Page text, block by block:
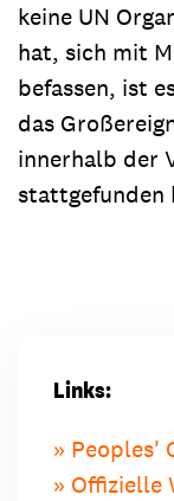
keine UN
hat, sich mit
befassen, ist
das
innerhalb der
stattgefunden
Links:
Peoples'
Offizielle